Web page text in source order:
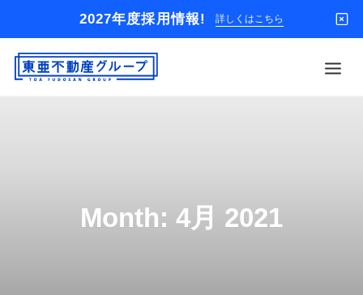
2027年度採用情報! 詳しくはこちら
オーナー様Month: 4月 2021